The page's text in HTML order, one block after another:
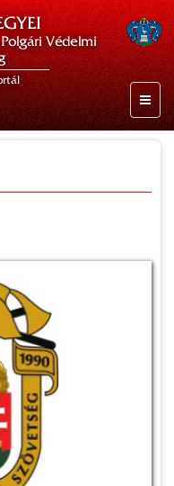
Védelmi